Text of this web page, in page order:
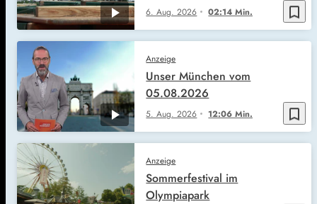
bookmark_border
6. Aug. 2026 02:14 Min.
bookmark_border
Anzeige
5. Aug. 2026 12:06 Min.
Unser München vom
05.08.2026
Anzeige
Sommerfestival im
Olympiapark